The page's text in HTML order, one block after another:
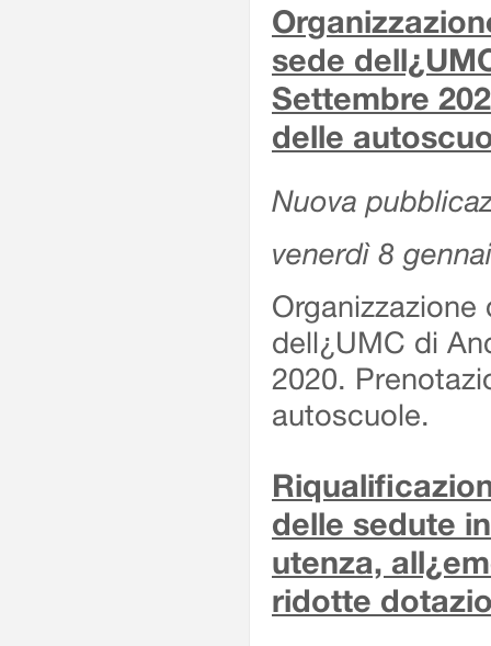
sede
Settembre
delle
Nuova
venerdì 8
dell¿UMC di
2020.
autoscuole.
delle sedute
utenza,
ridotte